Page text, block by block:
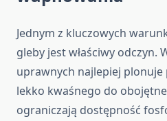
Jednym z kluczowych
gleby jest właściwy odczyn.
uprawnych najlepiej
lekko kwaśnego do
ograniczają dostępność